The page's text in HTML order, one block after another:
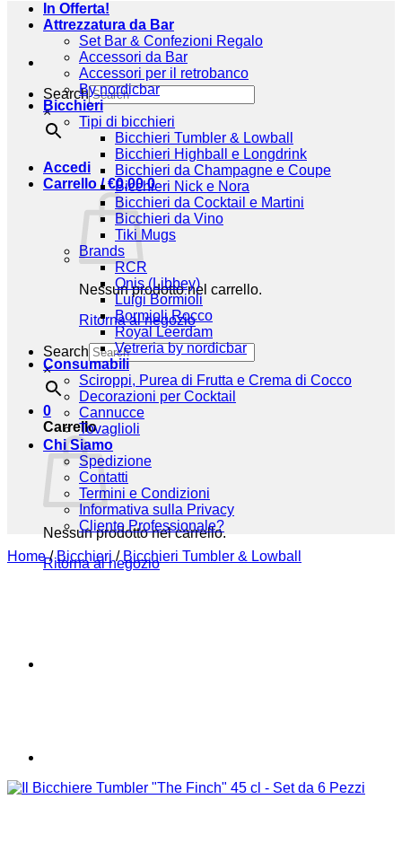
Search
×
Accedi
Carrello /€0,00 0
Nessun prodotto nel carrello.
Ritorna al negozio
Search
×
0
Carrello
Nessun prodotto nel carrello.
Ritorna al negozio
In Offerta!
Attrezzatura da Bar
Set Bar & Confezioni Regalo
Accessori da Bar
Accessori per il retrobanco
By nordicbar
Bicchieri
Tipi di bicchieri
Bicchieri Tumbler & Lowball
Bicchieri Highball e Longdrink
Bicchieri da Champagne e Coupe
Bicchieri Nick e Nora
Bicchieri da Cocktail e Martini
Bicchieri da Vino
Tiki Mugs
Brands
RCR
Onis (Libbey)
Luigi Bormioli
Bormioli Rocco
Royal Leerdam
Vetreria by nordicbar
Consumabili
Sciroppi, Purea di Frutta e Crema di Cocco
Decorazioni per Cocktail
Cannucce
Tovaglioli
Chi Siamo
Spedizione
Contatti
Termini e Condizioni
Informativa sulla Privacy
Cliente Professionale?
Home / Bicchieri / Bicchieri Tumbler & Lowball